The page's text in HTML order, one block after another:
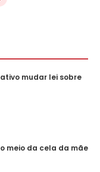
mudar lei sobre
meio da cela da mãe